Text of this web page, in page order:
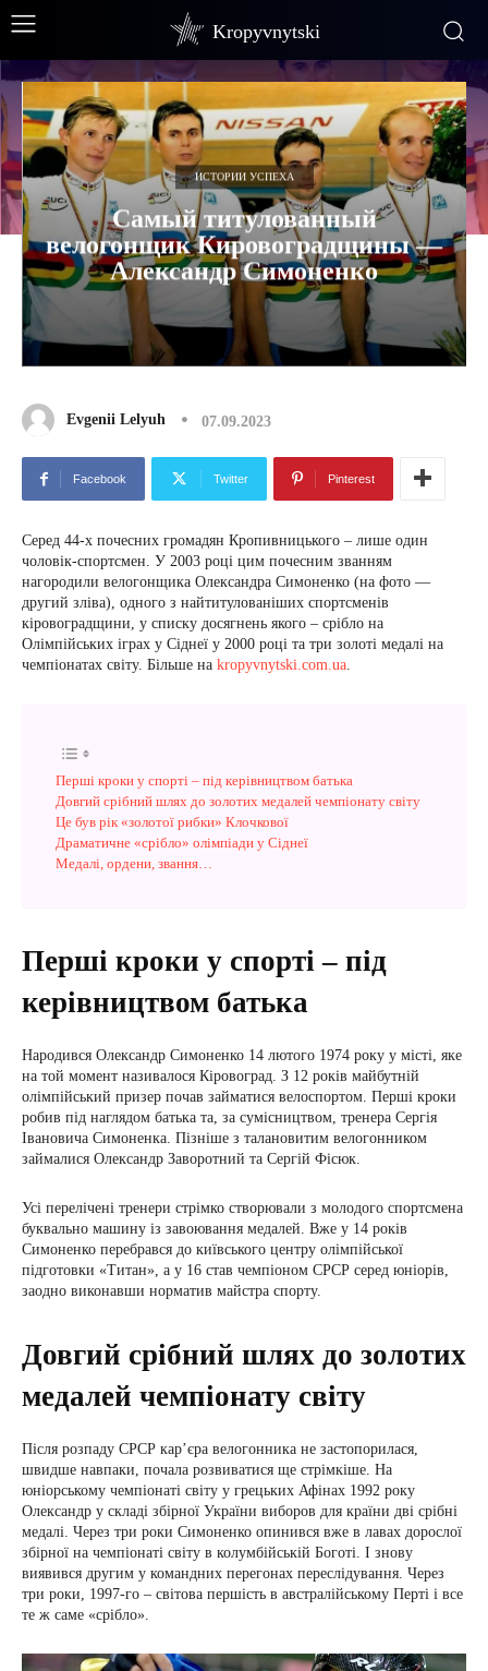
Kropyvnytski
ИСТОРИИ УСПЕХА
Самый титулованный
велогонщик Кировоградщины —
Александр Симоненко
Evgenii Lelyuh 07.09.2023
Facebook Twitter Pinterest
Серед 44-х почесних громадян Кропивницького – лише один
чоловік-спортсмен. У 2003 році цим почесним званням
нагородили велогонщика Олександра Симоненко (на фото —
другий зліва), одного з найтитулованіших спортсменів
кіровоградщини, у списку досягнень якого – срібло на
Олімпійських іграх у Сіднеї у 2000 році та три золоті медалі на
чемпіонатах світу. Більше на kropyvnytski.com.ua.
Перші кроки у спорті – під керівництвом батька
Довгий срібний шлях до золотих медалей чемпіонату світу
Це був рік «золотої рибки» Клочкової
Драматичне «срібло» олімпіади у Сіднеї
Медалі, ордени, звання…
Перші кроки у спорті – під
керівництвом батька
Народився Олександр Симоненко 14 лютого 1974 року у місті, яке
на той момент називалося Кіровоград. З 12 років майбутній
олімпійський призер почав займатися велоспортом. Перші кроки
робив під наглядом батька та, за сумісництвом, тренера Сергія
Івановича Симоненка. Пізніше з талановитим велогонником
займалися Олександр Заворотний та Сергій Фісюк.
Усі перелічені тренери стрімко створювали з молодого спортсмена
буквально машину із завоювання медалей. Вже у 14 років
Симоненко перебрався до київського центру олімпійської
підготовки «Титан», а у 16 ​​став чемпіоном СРСР серед юніорів,
заодно виконавши норматив майстра спорту.
Довгий срібний шлях до золотих
медалей чемпіонату світу
Після розпаду СРСР кар’єра велогонника не застопорилася,
швидше навпаки, почала розвиватися ще стрімкіше. На
юніорському чемпіонаті світу у грецьких Афінах 1992 року
Олександр у складі збірної України виборов для країни дві срібні
медалі. Через три роки Симоненко опинився вже в лавах дорослої
збірної на чемпіонаті світу в колумбійській Боготі. І знову
виявився другим у командних перегонах переслідування. Через
три роки, 1997-го – світова першість в австралійському Перті і все
те ж саме «срібло».